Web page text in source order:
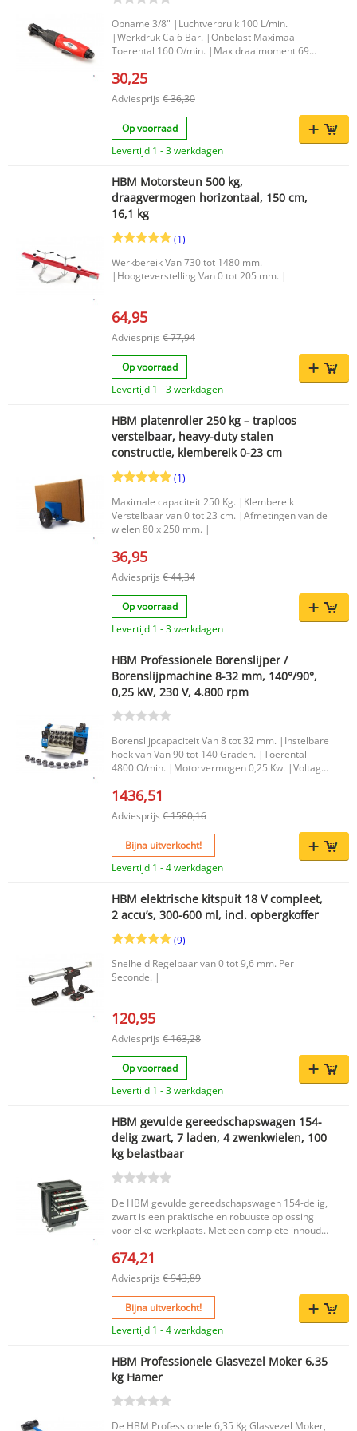
Opname 3/8" |Luchtverbruik 100 L/min.
|Werkdruk Ca 6 Bar. |Onbelast Maximaal
Toerental 160 O/min. |Max draaimoment 69
30,25
Adviesprijs € 36,30
Op voorraad
Levertijd 1 - 3 werkdagen
HBM Motorsteun 500 kg,
draagvermogen horizontaal, 150 cm,
16,1 kg
(1)
Werkbereik Van 730 tot 1480 mm.
|Hoogteverstelling Van 0 tot 205 mm. |
64,95
Adviesprijs € 77,94
Op voorraad
Levertijd 1 - 3 werkdagen
HBM platenroller 250 kg – traploos
verstelbaar, heavy-duty stalen
constructie, klembereik 0-23 cm
(1)
Maximale capaciteit 250 Kg. |Klembereik
Verstelbaar van 0 tot 23 cm. |Afmetingen van de
wielen 80 x 250 mm. |
36,95
Adviesprijs € 44,34
Op voorraad
Levertijd 1 - 3 werkdagen
HBM Professionele Borenslijper /
Borenslijpmachine 8-32 mm, 140°/90°,
0,25 kW, 230 V, 4.800 rpm
Borenslijpcapaciteit Van 8 tot 32 mm. |Instelbare
hoek van Van 90 tot 140 Graden. |Toerental
4800 O/min. |Motorvermogen 0,25 Kw. |Voltage
1436,51
Adviesprijs € 1580,16
Bijna uitverkocht!
Levertijd 1 - 4 werkdagen
HBM elektrische kitspuit 18 V compleet,
2 accu’s, 300-600 ml, incl. opbergkoffer
(9)
Snelheid Regelbaar van 0 tot 9,6 mm. Per
Seconde. |
120,95
Adviesprijs € 163,28
Op voorraad
Levertijd 1 - 3 werkdagen
HBM gevulde gereedschapswagen 154-
delig zwart, 7 laden, 4 zwenkwielen, 100
kg belastbaar
De HBM gevulde gereedschapswagen 154-delig,
zwart is een praktische en robuuste oplossing
voor elke werkplaats. Met een complete inhoud
schroevendraaiers heb je het juiste gereedschap
meegeleverde inlays berg je alles overzichtelijk
en veilig op, zodat je efficiënt kunt werken
zonder te misgrijpen. Belangrijkste voordelen
Gevulde gereedschapswagen met 154-delige
inhoud 7 laden met 7 inlays voor een
zwenkwielen met een diameter van 125 mm
voor eenvoudig verplaatsen Vergrendeling
aanwezig voor veilig opbergen van het
gereedschap Stevige constructie met een
maximaal draaggewicht van 100 kg
674,21
Adviesprijs € 943,89
Bijna uitverkocht!
Levertijd 1 - 4 werkdagen
HBM Professionele Glasvezel Moker 6,35
kg Hamer
De HBM Professionele 6,35 Kg Glasvezel Moker,